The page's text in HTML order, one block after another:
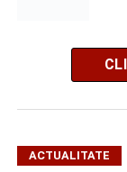
ACTUALITATE